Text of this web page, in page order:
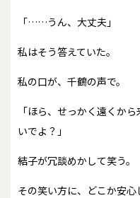
「……うん、大丈夫」
私はそう答えていた。
私の口が、千鶴の声で。
「ほら、せっかく遠くか
いでよ？」
結子が冗談めかして笑う。
その笑い方に、どこか安心